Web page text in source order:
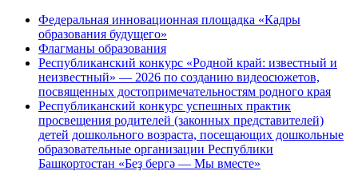
Федеральная инновационная площадка «Кадры
образования будущего»
Флагманы образования
Республиканский конкурс «Родной край: известный и
неизвестный» — 2026 по созданию видеосюжетов,
посвященных достопримечательностям родного края
Республиканский конкурс успешных практик
просвещения родителей (законных представителей)
детей дошкольного возраста, посещающих дошкольные
образовательные организации Республики
Башкортостан «Беҙ бергә — Мы вместе»